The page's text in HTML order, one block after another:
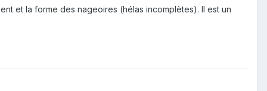
et la forme des nageoires (hélas incomplètes). Il est un